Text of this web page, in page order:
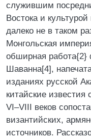
служившим
Востока и
далеко не в таком
Монгольская
обширная работа{2}
Шаванна[4],
изданиях русской
китайские известия
VI–VIII веков
византийских,
источников.